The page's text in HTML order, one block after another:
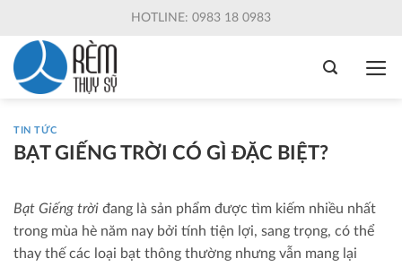
content
HOTLINE: 0983 18 0983
TIN TỨC
BẠT GIẾNG TRỜI CÓ GÌ ĐẶC BIỆT?
Bạt Giếng trời đang là sản phẩm được tìm kiếm nhiều nhất
trong mùa hè năm nay bởi tính tiện lợi, sang trọng, có thể
thay thế các loại bạt thông thường nhưng vẫn mang lại